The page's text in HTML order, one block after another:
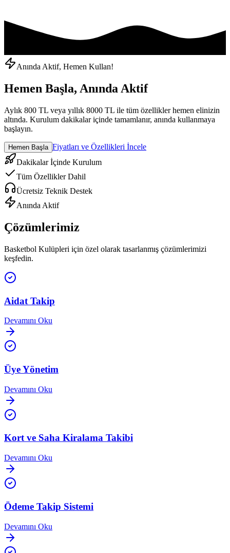
Anında Aktif, Hemen Kullan!
Hemen Başla, Anında Aktif
Aylık 800 TL veya yıllık 8000 TL ile tüm özellikler hemen elinizin
altında. Kurulum dakikalar içinde tamamlanır, anında kullanmaya
başlayın.
Hemen Başla Fiyatları ve Özellikleri İncele
Dakikalar İçinde Kurulum
Tüm Özellikler Dahil
Ücretsiz Teknik Destek
Anında Aktif
Çözümlerimiz
Basketbol Kulüpleri için özel olarak tasarlanmış çözümlerimizi
keşfedin.
Aidat Takip
Devamını Oku
Üye Yönetim
Devamını Oku
Kort ve Saha Kiralama Takibi
Devamını Oku
Ödeme Takip Sistemi
Devamını Oku